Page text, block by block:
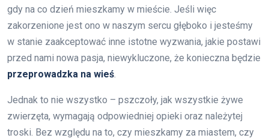
gdy na co dzień mieszkamy w mieście. Jeśli więc
zakorzenione jest ono w naszym sercu głęboko i jesteśmy
w stanie zaakceptować inne istotne wyzwania, jakie postawi
przed nami nowa pasja, niewykluczone, że konieczna będzie
przeprowadzka na wieś.
Jednak to nie wszystko – pszczoły, jak wszystkie żywe
zwierzęta, wymagają odpowiedniej opieki oraz należytej
troski. Bez względu na to, czy mieszkamy za miastem, czy